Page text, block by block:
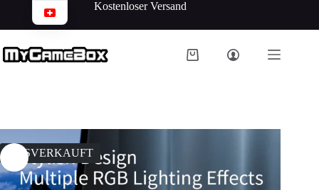
Kostenloser Versand
AUSVERKAUFT